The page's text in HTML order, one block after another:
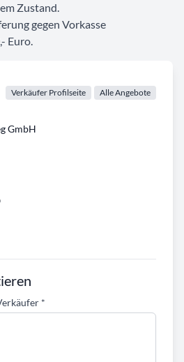
Verkäufer Profilseite Alle Angebote
GmbH
*
Zustand.
gegen Vorkasse
Euro.